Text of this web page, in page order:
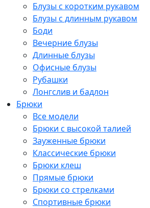
Блузы с коротким рукавом
Блузы с длинным рукавом
Боди
Вечерние блузы
Длинные блузы
Офисные блузы
Рубашки
Лонгслив и бадлон
Брюки
Все модели
Брюки с высокой талией
Зауженные брюки
Классические брюки
Брюки клеш
Прямые брюки
Брюки со стрелками
Спортивные брюки